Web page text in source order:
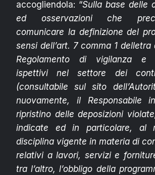
accogliendola: “Sulla base delle
ed osservazioni che
comunicare la definizione del
sensi dell’art. 7 comma 1
Regolamento di vigilanza e
ispettivi nel settore dei
(consultabile sul sito
nuovamente, il Responsabile
ripristino delle deposizioni
indicate ed in particolare, al
disciplina vigente in materia di
relativi a lavori, servizi e
tra l’altro, l’obbligo della